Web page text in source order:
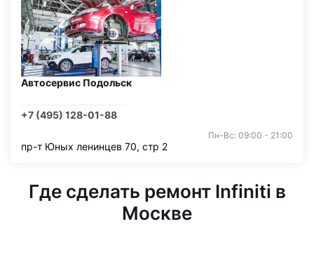
Автосервис Подольск
+7 (495) 128-01-88
Пн-Вс: 09:00 - 21:00
пр-т Юных ленинцев 70, стр 2
Где сделать ремонт Infiniti в
Москве